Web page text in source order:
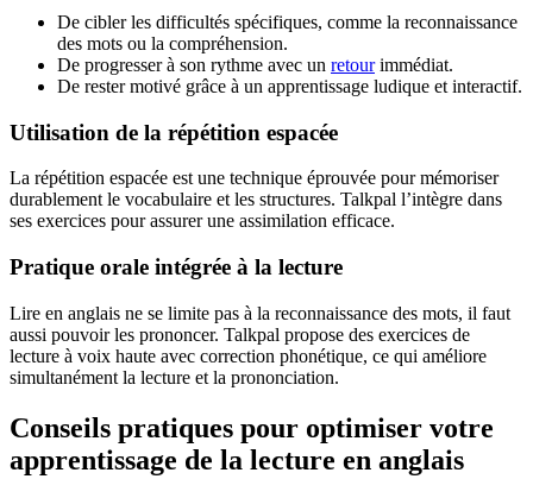
De cibler les difficultés spécifiques, comme la reconnaissance
des mots ou la compréhension.
De progresser à son rythme avec un retourimmédiat.
De rester motivé grâce à un apprentissage ludique et interactif.
Utilisation de la répétition espacée
La répétition espacée est une technique éprouvée pour mémoriser
durablement le vocabulaire et les structures. Talkpal l’intègre dans
ses exercices pour assurer une assimilation efficace.
Pratique orale intégrée à la lecture
Lire en anglais ne se limite pas à la reconnaissance des mots, il faut
aussi pouvoir les prononcer. Talkpal propose des exercices de
lecture à voix haute avec correction phonétique, ce qui améliore
simultanément la lecture et la prononciation.
Conseils pratiques pour optimiser votre
apprentissage de la lecture en anglais